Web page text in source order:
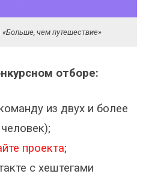
чем путешествие»
отборе:
из двух и более
проекта;
с хештегами